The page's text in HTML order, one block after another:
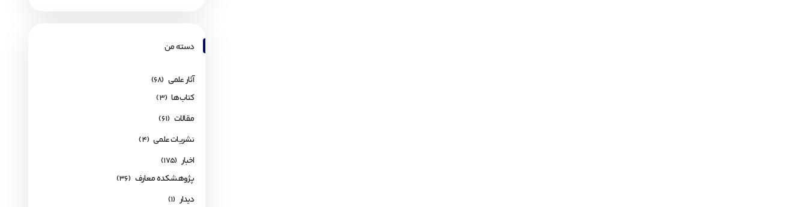
دسته من
آثار علمی (68)
کتاب‌ها (3)
مقالات (61)
نشریات علمی (4)
اخبار (175)
پژوهشکده معارف (36)
دیدار (1)